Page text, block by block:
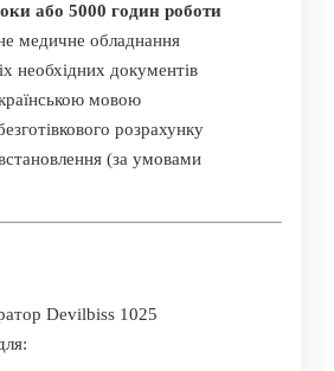
або 5000 годин роботи
медичне обладнання
необхідних документів
мовою
розрахунку
(за умовами
Devilbiss 1025